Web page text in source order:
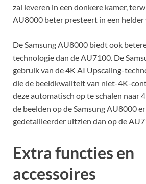
zal leveren in een donkere kamer,
AU8000 beter presteert in een helder
De Samsung AU8000 biedt ook
technologie dan de AU7100. De
gebruik van de 4K AI Upscaling-
die de beeldkwaliteit van niet-4K-
deze automatisch op te schalen naar
de beelden op de Samsung AU8000
gedetailleerder uitzien dan op de
Extra functies en
accessoires